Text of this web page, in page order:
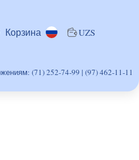
Корзина UZS
(71) 252-74-99 | (97) 462-11-11